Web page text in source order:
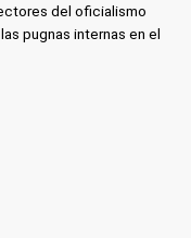
del oficialismo
pugnas internas en el